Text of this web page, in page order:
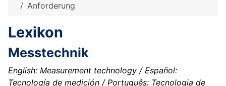
Anforderung
Lexikon
Messtechnik
English: Measurement technology / Español:
Tecnología de medición / Português: Tecnologia de